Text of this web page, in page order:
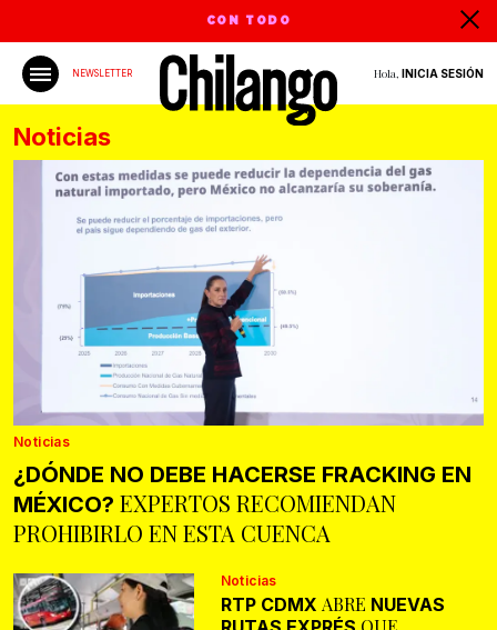
CON TODO
NEWSLETTER Hola, INICIA SESIÓN
Noticias
Noticias
¿DÓNDE NO DEBE HACERSE FRACKING EN
MÉXICO? EXPERTOS RECOMIENDAN
PROHIBIRLO EN ESTA CUENCA
Noticias
RTP CDMX ABRE NUEVAS